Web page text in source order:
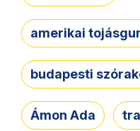
amerikai
budapesti
Ámon Ada